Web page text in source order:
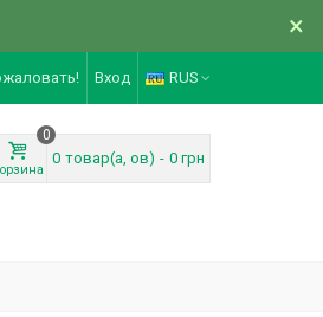
×
Вход RUS
0
0 товар(а, ов) - 0 грн